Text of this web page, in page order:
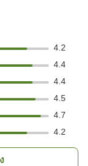
4.2
4.4
4.4
4.5
4.7
4.2